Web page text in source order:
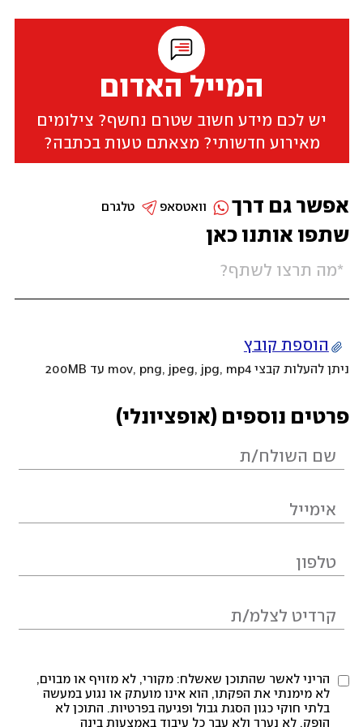
המייל האדום
יש לכם מידע חשוב שטרם נחשף? צילומים
מאירוע חדשותי? מצאתם טעות בכתבה?
שתפו אותנו כאן
הוספת קובץ
ניתן להעלות קבצי mov, png, jpeg, jpg, mp4 עד 200MB
פרטים נוספים (אופציונלי)
הריני לאשר שהתוכן שאשלח: מקורי, לא מזויף או מבוים,
לא מימנתי את הפקתו, הוא אינו מועתק או נגוע במעשה
בלתי חוקי כגון הסגת גבול ופגיעה בפרטיות. התוכן לא
הופק, לא נערך ולא עבר כל עיבוד באמצעות בינה
אפשר גם דרך טלגרם וואטסאפ